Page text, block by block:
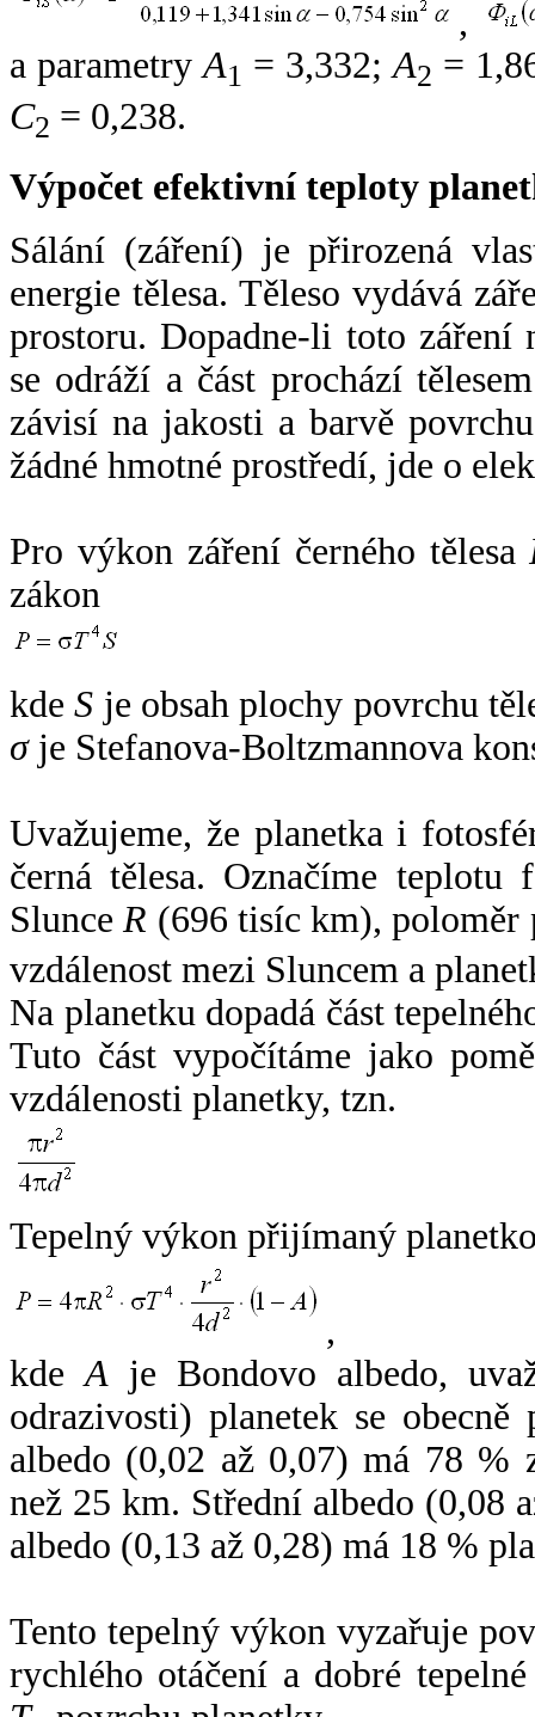
,
a parametryA1 = 3,332;A2 =
C2 = 0,238.
Výpočet efektivní teploty
Sálání (záření) je přirozená
energie tělesa. Těleso vydává
prostoru. Dopadne-li toto záření
se odráží a část prochází
závisí na jakosti a barvě
žádné hmotné prostředí, jde o
Pro výkon záření černého tělesa
zákon
kdeS je obsah plochy povrchu
σje Stefanova-Boltzmannova
Uvažujeme, že planetka i
černá tělesa. Označíme
SlunceR (696 tisíc km),
vzdálenost mezi Sluncem a
Na planetku dopadá část
Tuto část vypočítáme jako
vzdálenosti planetky, tzn.
Tepelný výkon přijímaný
,
kdeA je Bondovo albedo,
odrazivosti) planetek se
albedo (0,02 až 0,07) má 78 %
než 25 km. Střední albedo (0,08
albedo (0,13 až 0,28) má 18 %
Tento tepelný výkon vyzařuje
rychlého otáčení a dobré